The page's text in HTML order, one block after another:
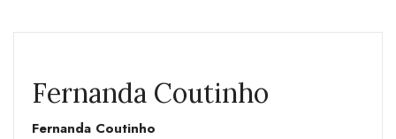
Fernanda Coutinho
Fernanda Coutinho